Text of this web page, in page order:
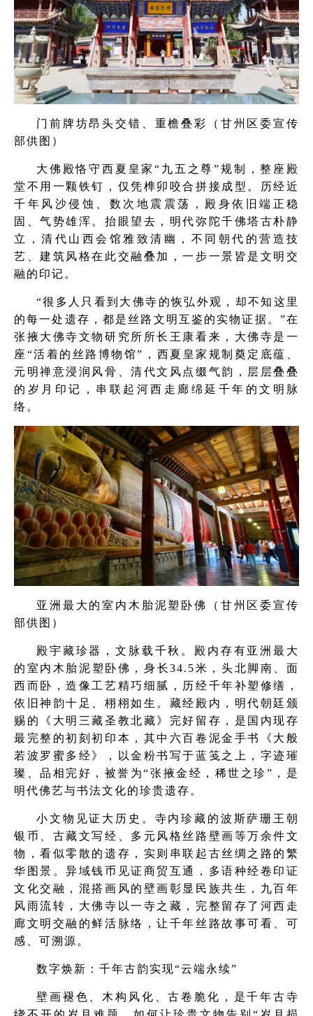
门前牌坊昂头交错、重檐叠彩（甘州区委宣传
部供图）
大佛殿恪守西夏皇家“九五之尊”规制，整座殿
堂不用一颗铁钉，仅凭榫卯咬合拼接成型。历经近
千年风沙侵蚀、数次地震震荡，殿身依旧端正稳
固、气势雄浑。抬眼望去，明代弥陀千佛塔古朴静
立，清代山西会馆雅致清幽，不同朝代的营造技
艺、建筑风格在此交融叠加，一步一景皆是文明交
融的印记。
“很多人只看到大佛寺的恢弘外观，却不知这里
的每一处遗存，都是丝路文明互鉴的实物证据。”在
张掖大佛寺文物研究所所长王康看来，大佛寺是一
座“活着的丝路博物馆”，西夏皇家规制奠定底蕴、
元明禅意浸润风骨、清代文风点缀气韵，层层叠叠
的岁月印记，串联起河西走廊绵延千年的文明脉
络。
亚洲最大的室内木胎泥塑卧佛（甘州区委宣传
部供图）
殿宇藏珍器，文脉载千秋。殿内存有亚洲最大
的室内木胎泥塑卧佛，身长34.5米，头北脚南、面
西而卧，造像工艺精巧细腻，历经千年补塑修缮，
依旧神韵十足、栩栩如生。藏经殿内，明代朝廷颁
赐的《大明三藏圣教北藏》完好留存，是国内现存
最完整的初刻初印本，其中六百卷泥金手书《大般
若波罗蜜多经》，以金粉书写于蓝笺之上，字迹璀
璨、品相完好，被誉为“张掖金经，稀世之珍”，是
明代佛艺与书法文化的珍贵遗存。
小文物见证大历史。寺内珍藏的波斯萨珊王朝
银币、古藏文写经、多元风格丝路壁画等万余件文
物，看似零散的遗存，实则串联起古丝绸之路的繁
华图景。异域钱币见证商贸互通，多语种经卷印证
文化交融，混搭画风的壁画彰显民族共生，九百年
风雨流转，大佛寺以一寺之藏，完整留存了河西走
廊文明交融的鲜活脉络，让千年丝路故事可看、可
感、可溯源。
数字焕新：千年古韵实现“云端永续”
壁画褪色、木构风化、古卷脆化，是千年古寺